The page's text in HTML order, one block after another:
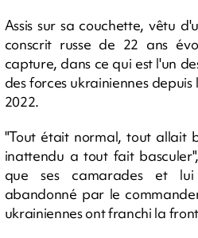
Assis sur sa couchette, vêtu
conscrit russe de 22 ans
capture, dans ce qui est l'un
des forces ukrainiennes
2022.
"Tout était normal, tout allait
inattendu a tout fait
que ses camarades et
abandonné par le
ukrainiennes ont franchi la